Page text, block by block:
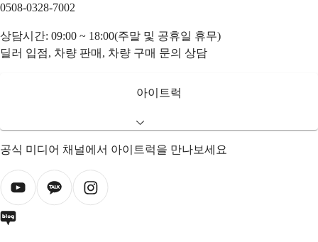
0508-0328-7002
상담시간: 09:00 ~ 18:00(주말 및 공휴일 휴무)
딜러 입점, 차량 판매, 차량 구매 문의 상담
아이트럭
공식 미디어 채널에서 아이트럭을 만나보세요